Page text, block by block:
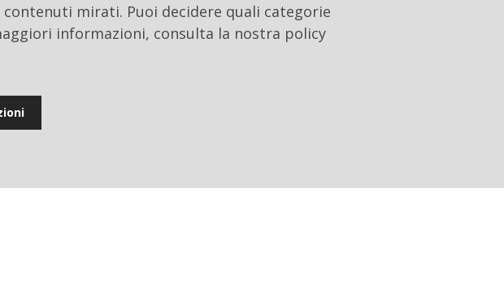
mirati. Puoi decidere quali categorie
informazioni, consulta la nostra policy